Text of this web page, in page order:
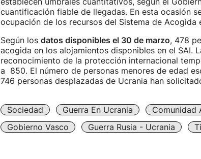
cuantificación fiable de llegadas. En esta ocasión
ocupación de los recursos del Sistema de Acogida
Según los datos disponibles el 30 de marzo, 478
acogida en los alojamientos disponibles en el SAI.
reconocimiento de la protección internacional
a 850. El número de personas menores de edad
746 personas desplazadas de Ucrania han
Sociedad Guerra En Ucrania
Comunidad
Gobierno Vasco
Guerra Rusia - Ucrania